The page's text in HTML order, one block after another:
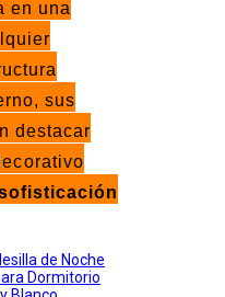
en una
sus
destacar